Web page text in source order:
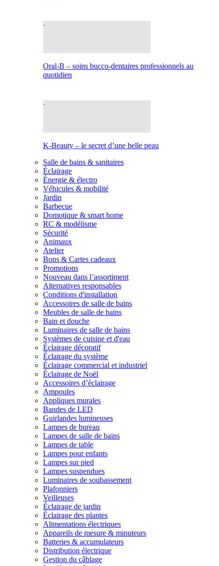
Oral-B – soins bucco-dentaires professionnels au
quotidien
K-Beauty – le secret d’une belle peau
Salle de bains & sanitaires
Éclairage
Énergie & électro
Véhicules & mobilité
Jardin
Barbecue
Domotique & smart home
RC & modélisme
Sécurité
Animaux
Atelier
Bons & Cartes cadeaux
Promotions
Nouveau dans l’assortiment
Alternatives responsables
Conditions d'installation
Accessoires de salle de bains
Meubles de salle de bains
Bain et douche
Luminaires de salle de bains
Systèmes de cuisine et d'eau
Éclairage décoratif
Éclairage du système
Éclairage commercial et industriel
Éclairage de Noël
Accessoires d’éclairage
Ampoules
Appliques murales
Bandes de LED
Guirlandes lumineuses
Lampes de bureau
Lampes de salle de bains
Lampes de table
Lampes pour enfants
Lampes sur pied
Lampes suspendues
Luminaires de soubassement
Plafonniers
Veilleuses
Éclairage de jardin
Éclairage des plantes
Alimentations électriques
Appareils de mesure & minuteurs
Batteries & accumulateurs
Distribution électrique
Gestion du câblage